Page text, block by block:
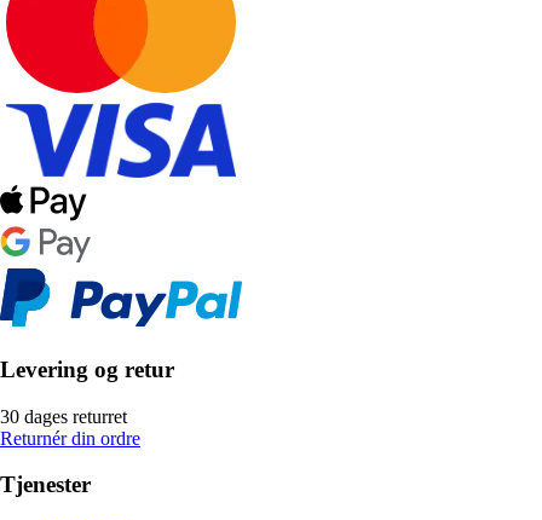
Levering og retur
30 dages returret
Returnér din ordre
Tjenester